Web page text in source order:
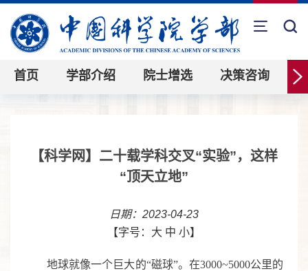
首页 学部介绍 院士增选 决策咨询
【科学网】二十载学科交叉“实验”，这样
“顶天立地”
日期：2023-04-23
【字号： 大 中 小】
地球就像一个巨大的“磁球”。在3000~5000公里的